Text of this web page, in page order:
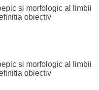
si morfologic al limbii
obiectiv
si morfologic al limbii
obiectiv